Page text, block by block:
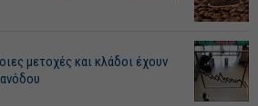
μετοχές και κλάδοι έχουν